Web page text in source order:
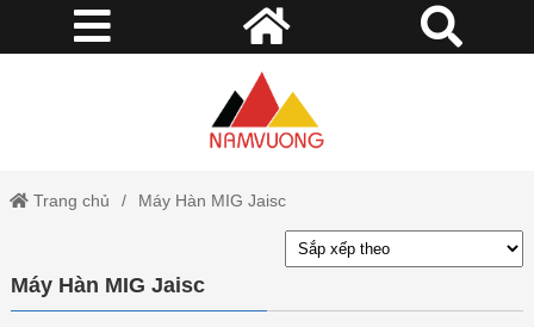
Trang chủ Máy Hàn MIG Jaisc
Máy Hàn MIG Jaisc